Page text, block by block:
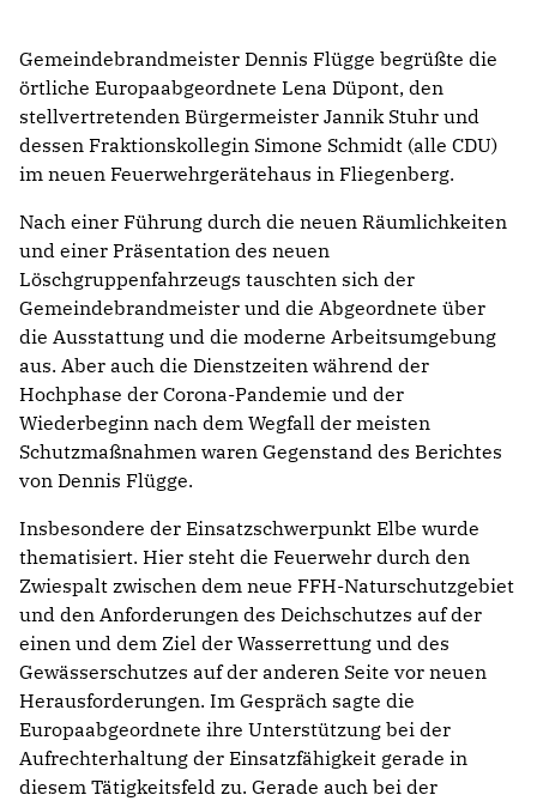
Gemeindebrandmeister Dennis Flügge begrüßte die
örtliche Europaabgeordnete Lena Düpont, den
stellvertretenden Bürgermeister Jannik Stuhr und
dessen Fraktionskollegin Simone Schmidt (alle CDU)
im neuen Feuerwehrgerätehaus in Fliegenberg.
Nach einer Führung durch die neuen Räumlichkeiten
und einer Präsentation des neuen
Löschgruppenfahrzeugs tauschten sich der
Gemeindebrandmeister und die Abgeordnete über
die Ausstattung und die moderne Arbeitsumgebung
aus. Aber auch die Dienstzeiten während der
Hochphase der Corona-Pandemie und der
Wiederbeginn nach dem Wegfall der meisten
Schutzmaßnahmen waren Gegenstand des Berichtes
von Dennis Flügge.
Insbesondere der Einsatzschwerpunkt Elbe wurde
thematisiert. Hier steht die Feuerwehr durch den
Zwiespalt zwischen dem neue FFH-Naturschutzgebiet
und den Anforderungen des Deichschutzes auf der
einen und dem Ziel der Wasserrettung und des
Gewässerschutzes auf der anderen Seite vor neuen
Herausforderungen. Im Gespräch sagte die
Europaabgeordnete ihre Unterstützung bei der
Aufrechterhaltung der Einsatzfähigkeit gerade in
diesem Tätigkeitsfeld zu. Gerade auch bei der